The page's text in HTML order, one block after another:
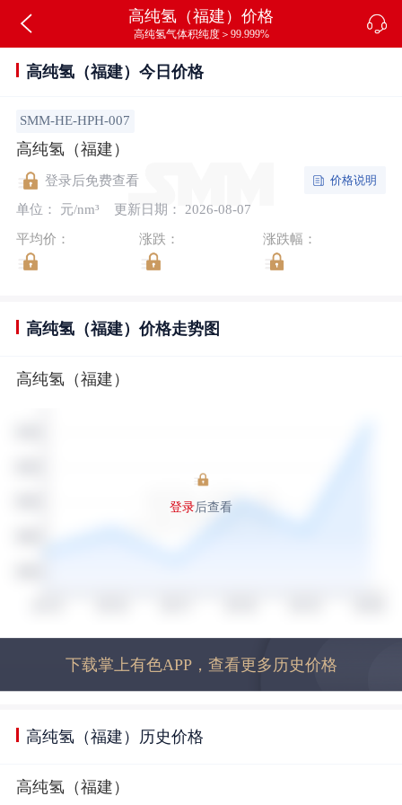
高纯氢（福建）价格
高纯氢气体积纯度＞99.999%
高纯氢（福建）今日价格
SMM-HE-HPH-007
高纯氢（福建）
登录后免费查看
单位： 元/nm³
更新日期： 2026-08-07
价格说明
平均价： 涨跌： 涨跌幅：
高纯氢（福建）价格走势图
高纯氢（福建）
登录后查看
下载掌上有色APP，查看更多历史价格
高纯氢（福建）历史价格
高纯氢（福建）